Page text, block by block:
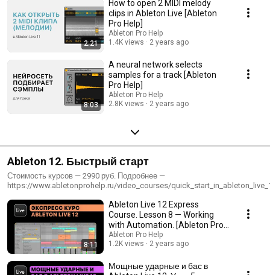
2:21
How to open 2 MIDI melody
clips in Ableton Live [Ableton
Pro Help]
Ableton Pro Help
1.4K views
2 years ago
8:03
A neural network selects
samples for a track [Ableton
Pro Help]
Ableton Pro Help
2.8K views
2 years ago
Ableton 12. Быстрый старт
Стоимость курсов — 2990 руб. Подробнее —
https://www.abletonprohelp.ru/video_courses/
Эти курсы помогут Вам получить все необходимые знания об основных
функциях секвенсора, закрепить их на практике и приступить к
своих композиций уже сейчас.
8:11
Ableton Live 12 Express
Course. Lesson 8 — Working
with Automation. [Ableton Pro
Help]
Ableton Pro Help
1.2K views
2 years ago
Мощные ударные и бас в